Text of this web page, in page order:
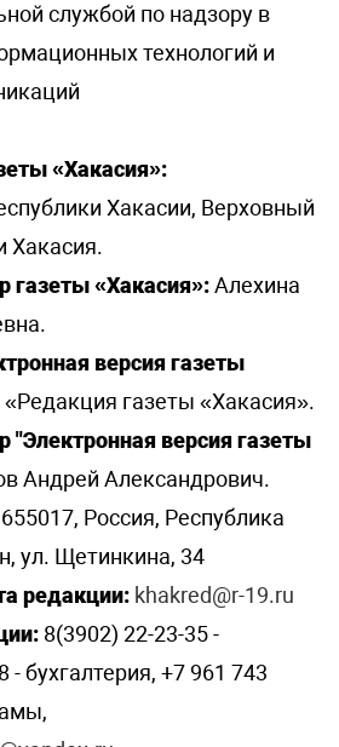
службой по надзору в
технологий и
«Хакасия»:
Хакасии, Верховный
Хакасия.
газеты «Хакасия»:Алехина
версия газеты
газеты «Хакасия».
"Электронная версия газеты
Андрей Александрович.
655017, Россия, Республика
ул. Щетинкина, 34
редакции: khakred@r-19.ru
8(3902) 22-23-35 -
- бухгалтерия, +7 961 743